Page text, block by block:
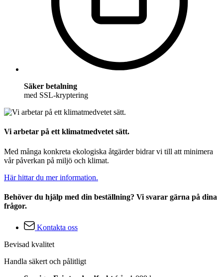
Säker betalning
med SSL-kryptering
Vi arbetar på ett klimatmedvetet sätt.
Med många konkreta ekologiska åtgärder bidrar vi till att minimera
vår påverkan på miljö och klimat.
Här hittar du mer information.
Behöver du hjälp med din beställning? Vi svarar gärna på dina
frågor.
Kontakta oss
Bevisad kvalitet
Handla säkert och pålitligt